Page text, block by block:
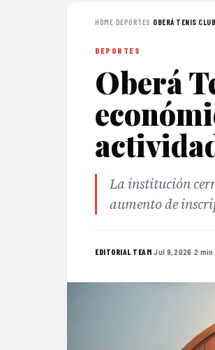
HOME›DEPORTES ›OBERÁ TENIS
DEPORTES
Oberá
La institución
aumento de
EDITORIAL TEAM·Jul 9, 2026 ·2 min